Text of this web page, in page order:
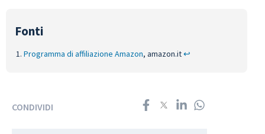
Programma di affiliazione Amazon, amazon.it↩︎
CONDIVIDI